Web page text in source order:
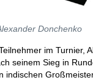
Donchenko
im Turnier,
seinem Sieg in
indischen